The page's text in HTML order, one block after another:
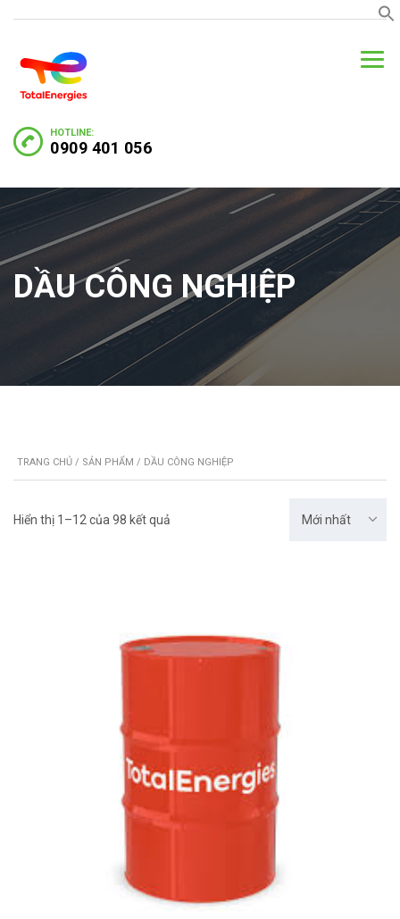
HOTLINE:
0909 401 056
DẦU CÔNG NGHIỆP
TRANG CHỦ / SẢN PHẨM / DẦU CÔNG NGHIỆP
Hiển thị 1–12 của 98 kết quả Mới nhất